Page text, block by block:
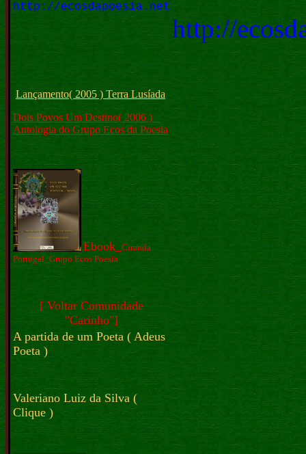
http://ecosdapoesia.net
http://
Lançamento( 2005 ) Terra Lusíada
Dois Povos Um Destino( 2006 ) _
Antologia do Grupo Ecos da Poesia
Ebook_ Ciranda
Portugal_Grupo Ecos Poesia
[ Voltar Comunidade
"Carinho"]
A partida de um Poeta ( Adeus
Poeta )
Valeriano Luiz da Silva (
Clique )